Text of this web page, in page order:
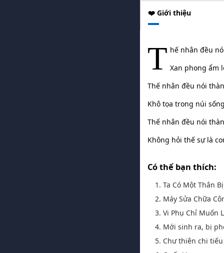
❤️ Giới thiệu
T hế nhân đều
Xan phong ẩm
Thế nhân đều nói
Khô tọa trong núi
Thế nhân đều nói
Không hỏi thế sự là
Có thể bạn thích:
1. Ta Có Một Thân
2. Máy Sửa Chữa
3. Vi Phụ Chỉ Muốn
4. Mới sinh ra, bị
5. Chư thiên chi